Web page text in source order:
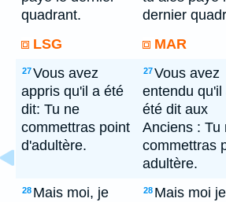
quadrant.
dernier
LSG
MAR
27Vous avez
appris qu'il a été
dit: Tu ne
commettras point
d'adultère.
27Vous avez
entendu qu'il
été dit aux
Anciens : Tu
commettras
adultère.
28 Mais moi, je
28 Mais moi je